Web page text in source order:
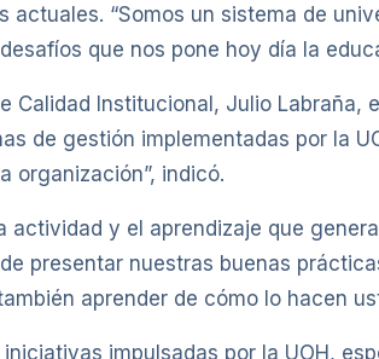
“Somos un sistema de
que nos pone hoy día la
Calidad Institucional, Julio
de gestión implementadas por la
organización”, indicó.
y el aprendizaje que
presentar nuestras buenas
aprender de cómo lo hacen
impulsadas por la UOH,